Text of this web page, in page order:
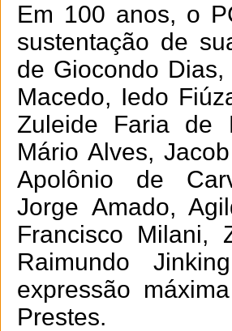
Em 100 anos, o
sustentação de
de Giocondo
Macedo, Iedo
Zuleide Faria de
Mário Alves,
Apolônio de
Jorge Amado,
Francisco Milani,
Raimundo
expressão
Prestes.